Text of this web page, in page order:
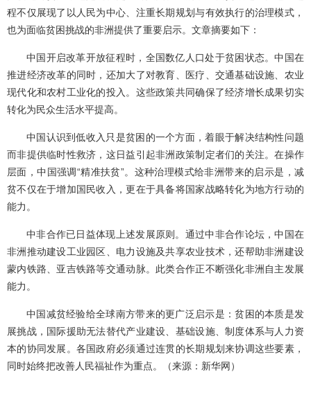
程不仅展现了以人民为中心、注重长期规划与有效执行的治理模式，
也为面临贫困挑战的非洲提供了重要启示。文章摘要如下：
中国开启改革开放征程时，全国数亿人口处于贫困状态。中国在
推进经济改革的同时，还加大了对教育、医疗、交通基础设施、农业
现代化和农村工业化的投入。这些政策共同确保了经济增长成果切实
转化为民众生活水平提高。
中国认识到低收入只是贫困的一个方面，着眼于解决结构性问题
而非提供临时性救济，这日益引起非洲政策制定者们的关注。在操作
层面，中国强调“精准扶贫”。这种治理模式给非洲带来的启示是，减
贫不仅在于增加国民收入，更在于具备将国家战略转化为地方行动的
能力。
中非合作已日益体现上述发展原则。通过中非合作论坛，中国在
非洲推动建设工业园区、电力设施及共享农业技术，还帮助非洲建设
蒙内铁路、亚吉铁路等交通动脉。此类合作正不断强化非洲自主发展
能力。
中国减贫经验给全球南方带来的更广泛启示是：贫困的本质是发
展挑战，国际援助无法替代产业建设、基础设施、制度体系与人力资
本的协同发展。各国政府必须通过连贯的长期规划来协调这些要素，
同时始终把改善人民福祉作为重点。（来源：新华网）